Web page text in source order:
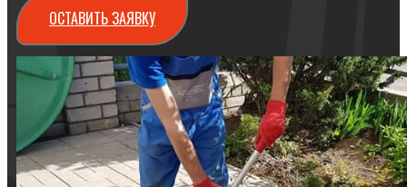
ОСТАВИТЬ ЗАЯВКУ